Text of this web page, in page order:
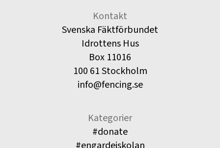
Kontakt
Svenska Fäktförbundet
Idrottens Hus
Box 11016
100 61 Stockholm
info@fencing.se
Kategorier
#donate